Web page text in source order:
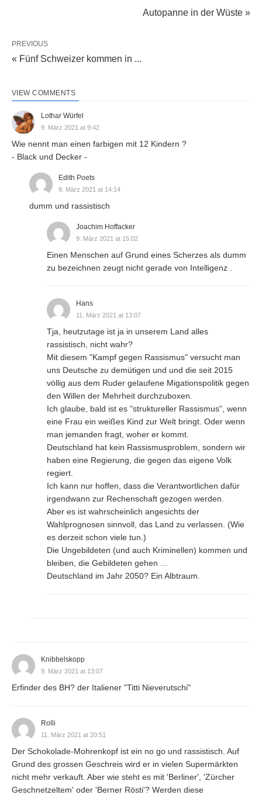
Autopanne in der Wüste »
PREVIOUS
« Fünf Schweizer kommen in ...
VIEW COMMENTS
Lothar Würfel
9. März 2021 at 9:42
Wie nennt man einen farbigen mit 12 Kindern ?
- Black und Decker -
Edith Poets
9. März 2021 at 14:14
dumm und rassistisch
Joachim Hoffacker
9. März 2021 at 15:02
Einen Menschen auf Grund eines Scherzes als dumm
zu bezeichnen zeugt nicht gerade von Intelligenz .
Hans
11. März 2021 at 13:07
Tja, heutzutage ist ja in unserem Land alles
rassistisch, nicht wahr?
Mit diesem "Kampf gegen Rassismus" versucht man
uns Deutsche zu demütigen und und die seit 2015
völlig aus dem Ruder gelaufene Migationspolitik gegen
den Willen der Mehrheit durchzuboxen.
Ich glaube, bald ist es "struktureller Rassismus", wenn
eine Frau ein weißes Kind zur Welt bringt. Oder wenn
man jemanden fragt, woher er kommt.
Deutschland hat kein Rassismusproblem, sondern wir
haben eine Regierung, die gegen das eigene Volk
regiert.
Ich kann nur hoffen, dass die Verantwortlichen dafür
irgendwann zur Rechenschaft gezogen werden.
Aber es ist wahrscheinlich angesichts der
Wahlprognosen sinnvoll, das Land zu verlassen. (Wie
es derzeit schon viele tun.)
Die Ungebildeten (und auch Kriminellen) kommen und
bleiben, die Gebildeten gehen ...
Deutschland im Jahr 2050? Ein Albtraum.
Knibbelskopp
9. März 2021 at 13:07
Erfinder des BH? der Italiener "Titti Nieverutschi"
Rolli
11. März 2021 at 20:51
Der Schokolade-Mohrenkopf ist ein no go und rassistisch. Auf
Grund des grossen Geschreis wird er in vielen Supermärkten
nicht mehr verkauft. Aber wie steht es mit 'Berliner', 'Zürcher
Geschnetzeltem' oder 'Berner Rösti'? Werden diese